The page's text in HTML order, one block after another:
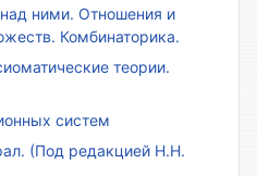
ними. Отношения и
Комбинаторика.
теории.
систем
(Под редакцией Н.Н.